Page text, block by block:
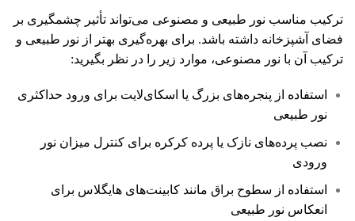
ترکیب مناسب نور طبیعی و مصنوعی می‌تواند تأثیر چشمگیری بر
فضای آشپزخانه داشته باشد. برای بهره‌گیری بهتر از نور طبیعی و
ترکیب آن با نور مصنوعی، موارد زیر را در نظر بگیرید:
استفاده از پنجره‌های بزرگ یا اسکای‌لایت برای ورود حداکثری
نور طبیعی
نصب پرده‌های نازک یا پرده کرکره برای کنترل میزان نور
ورودی
استفاده از سطوح براق مانند کابینت‌های هایگلاس برای
انعکاس نور طبیعی